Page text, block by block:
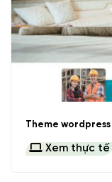
Theme
Xem thực tế